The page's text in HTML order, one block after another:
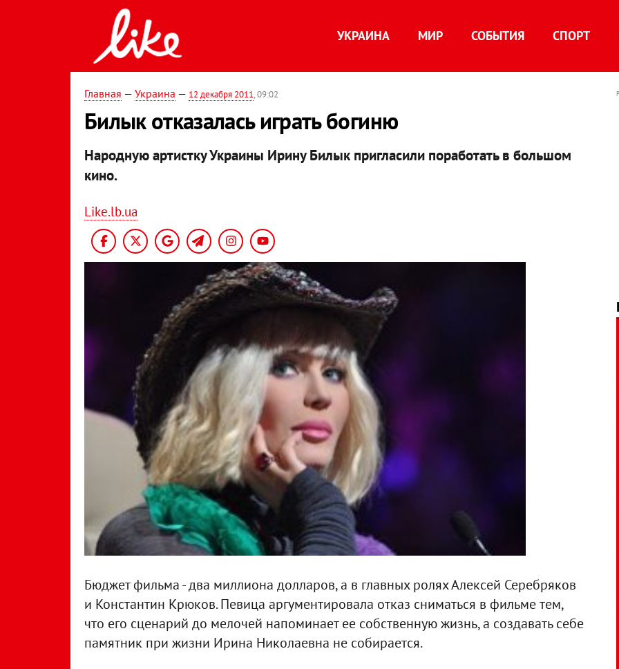
УКРАИНА МИР СОБЫТИЯ СПОРТ
Главная — Украина — 12 декабря 2011, 09:02
Билык отказалась играть богиню
Народную артистку Украины Ирину Билыкпригласили поработать в большом
кино.
Like.lb.ua
Бюджет фильма - два миллиона долларов, а в главных ролях Алексей Серебряков
и Константин Крюков.Певица аргументировала отказ сниматься в фильме тем,
что его сценарий до мелочей напоминает ее собственную жизнь, а создавать себе
памятник при жизни Ирина Николаевна не собирается.